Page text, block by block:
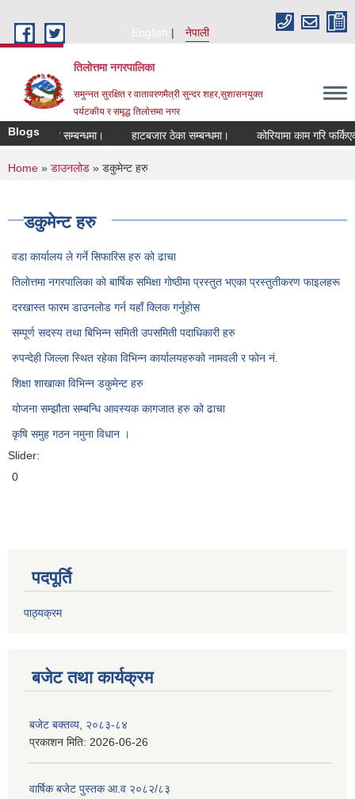
English
नेपाली
तिलोत्तमा नगरपालिका
समुन्नत सुरक्षित र वातावरणमैत्री सुन्दर शहर,सुशासनयुक्त
पर्यटकीय र समृद्ध तिलाेत्तमा नगर
Blogsहुने सम्बन्धमा। हाटबजार ठेका सम्बन्धमा। कोरियामा काम गरि
You are here
Home » डाउनलोड » डकुमेन्ट हरु
डकुमेन्ट हरु
वडा कार्यालय ले गर्ने सिफारिस हरु को ढाचा
तिलाेत्तमा नगरपालिका काे बार्षिक समिक्षा गाेष्ठीमा प्रस्तुत भएका प्रस्तुतीकरण फाइलहरू
दरखास्त फारम डाउनलाेड गर्न यहाँ क्लिक गर्नुहाेस
सम्पूर्ण सदस्य तथा बिभिन्न समिती उपसमिती पदाधिकारी हरु
रुपन्देही जिल्ला स्थित रहेका विभिन्न कार्यालयहरुको नामवली र फाेन न‌ं.
शिक्षा शाखाका विभिन्न डकुमेन्ट हरु
योजना सम्झौता सम्बन्धि आवस्यक कागजात हरु को ढाचा
कृषि समुह गठन नमुना विधान ।
Slider:
0
पदपूर्ति
पाठ्यक्रम
बजेट तथा कार्यक्रम
बजेट बक्तव्य, २०८३-८४
प्रकाशन मिति: 2026-06-26
वार्षिक बजेट पुस्तक आ.व २०८२/८३